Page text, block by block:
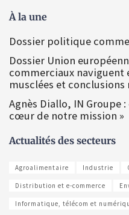
À la une
Dossier politique
Dossier Union
commerciaux naviguent
musclées et conclusions
Agnès Diallo, IN Groupe
cœur de notre mission »
Actualités des secteurs
Agroalimentaire Industrie
Distribution et e-commerce
Informatique, télécom et